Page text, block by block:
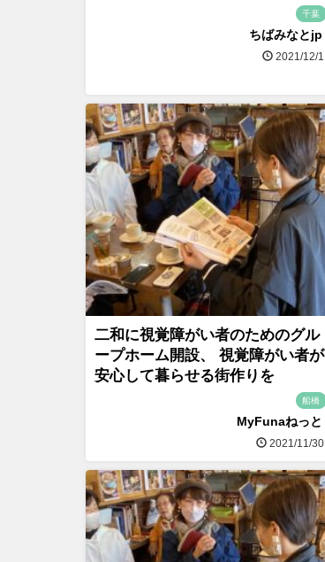
千葉
ちばみなとjp
2021/12/1
二和に視覚障がい者のためのグル
ープホーム開設、 視覚障がい者が
安心して暮らせる街作りを
船橋
MyFunaねっと
2021/11/30